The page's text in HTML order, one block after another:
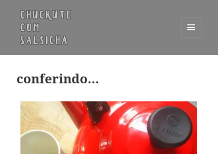
WIDGETS
conferindo…